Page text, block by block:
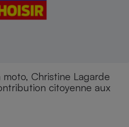
Christine Lagarde
citoyenne aux